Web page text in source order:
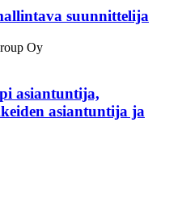
suunnittelija
Oy
asiantuntija,
asiantuntija ja